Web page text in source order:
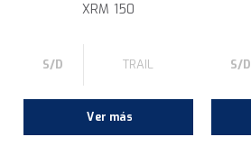
XRM 150
S/D TRAIL
Ver más
S/D